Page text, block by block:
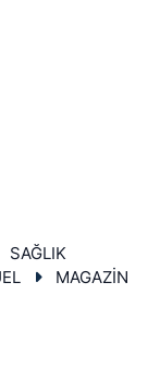
SAĞLIK
MAGAZİN